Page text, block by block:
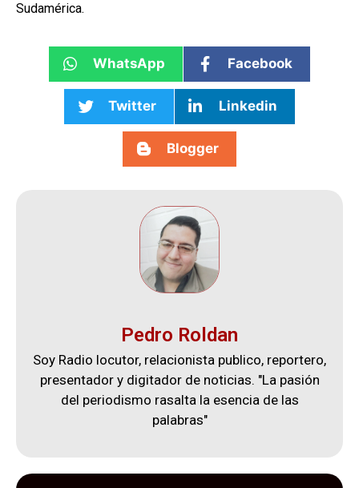
Sudamérica.
WhatsApp Facebook
Twitter Linkedin
Blogger
Pedro Roldan
Soy Radio locutor, relacionista publico, reportero,
presentador y digitador de noticias. "La pasión
del periodismo rasalta la esencia de las
palabras"